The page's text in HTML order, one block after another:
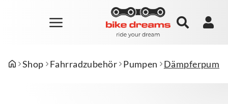
Shop Fahrradzubehör Pumpen